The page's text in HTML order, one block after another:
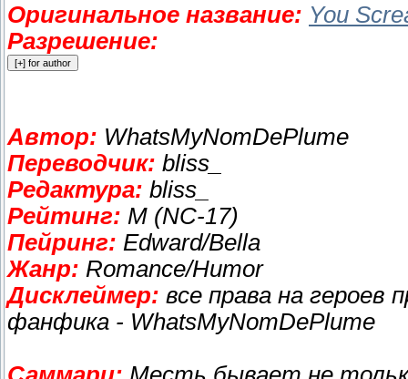
Оригинальное название: You
Разрешение:
Автор: WhatsMyNomDePlume
Переводчик: bliss_
Редактура: bliss_
Рейтинг: M (NC-17)
Пейринг: Edward/Bella
Жанр: Romance/Humor
Дисклеймер: все права на
фанфика - WhatsMyNomDePlume